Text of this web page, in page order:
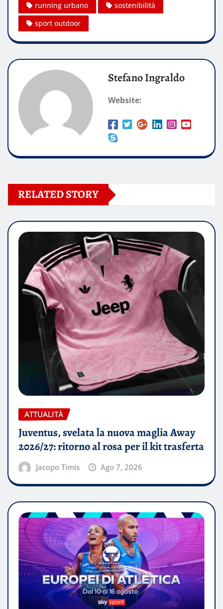
running urbano
sostenibilità
sport outdoor
Stefano Ingraldo
Website:
RELATED STORY
ATTUALITÀ
Juventus, svelata la nuova maglia Away
2026/27: ritorno al rosa per il kit trasferta
Jacopo Timis Ago 7, 2026